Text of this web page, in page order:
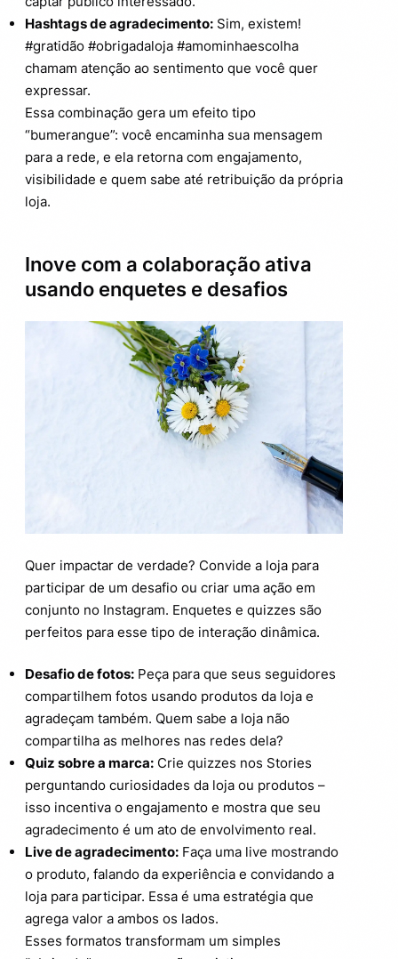
Hashtags de agradecimento: Sim, existem!
#gratidão #obrigadaloja #amominhaescolha
chamam atenção ao sentimento que você quer
expressar.
Essa combinação gera um efeito tipo
“bumerangue”: você encaminha sua mensagem
para a rede, e ela retorna com engajamento,
visibilidade e quem sabe até retribuição da própria
loja.
Inove com a colaboração ativa
usando enquetes e desafios
Quer impactar de verdade? Convide a loja para
participar de um desafio ou criar uma ação em
conjunto no Instagram. Enquetes e quizzes são
perfeitos para esse tipo de interação dinâmica.
Desafio de fotos: Peça para que seus seguidores
compartilhem fotos usando produtos da loja e
agradeçam também. Quem sabe a loja não
compartilha as melhores nas redes dela?
Quiz sobre a marca: Crie quizzes nos Stories
perguntando curiosidades da loja ou produtos –
isso incentiva o engajamento e mostra que seu
agradecimento é um ato de envolvimento real.
Live de agradecimento: Faça uma live mostrando
o produto, falando da experiência e convidando a
loja para participar. Essa é uma estratégia que
agrega valor a ambos os lados.
Esses formatos transformam um simples